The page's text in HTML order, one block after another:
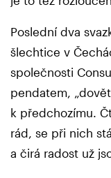
Poslední dva
šlechtice v
společnosti
pendatem,
k předchozímu.
rád, se při nich
a čirá radost už